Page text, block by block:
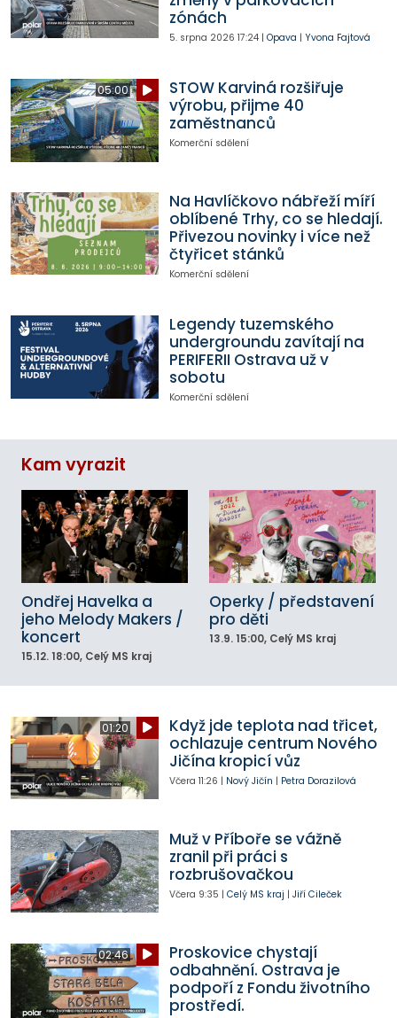
zónách
5. srpna 2026 17:24| Opava | Yvona Fajtová
05:00
STOW Karviná rozšiřuje
výrobu, přijme 40
zaměstnanců
Komerční sdělení
Na Havlíčkovo nábřeží míří
oblíbené Trhy, co se hledají.
Přivezou novinky i více než
čtyřicet stánků
Komerční sdělení
Legendy tuzemského
undergroundu zavítají na
PERIFERII Ostrava už v
sobotu
Komerční sdělení
Kam vyrazit
Ondřej Havelka a
jeho Melody Makers /
koncert
15.12. 18:00, Celý MS kraj
Operky / představení
pro děti
13.9. 15:00, Celý MS kraj
01:20
Když jde teplota nad třicet,
ochlazuje centrum Nového
Jičína kropicí vůz
Včera 11:26 | Nový Jičín | Petra Dorazilová
Muž v Příboře se vážně
zranil při práci s
rozbrušovačkou
Včera 9:35 | Celý MS kraj | Jiří Cileček
02:46
Proskovice chystají
odbahnění. Ostrava je
podpoří z Fondu životního
prostředí.